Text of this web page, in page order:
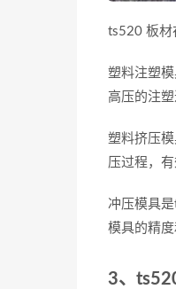
ts520 板材
塑料注塑
高压的注
塑料挤压
压过程，
冲压模具
模具的精
3、